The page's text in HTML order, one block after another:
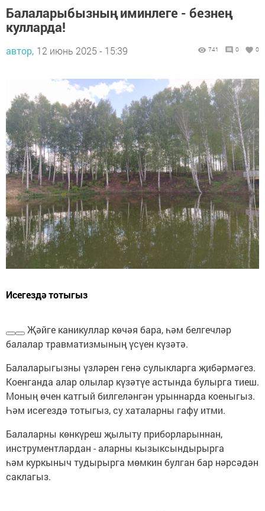
Балаларыбызның иминлеге - безнең
кулларда!
автор, 12 июнь 2025 - 15:39 741 0 0
Исегездә тотыгыз
Җәйге каникуллар көчәя бара, һәм белгечләр
балалар травматизмының үсүен күзәтә.
Балаларыгызны үзләрен генә сулыкларга җибәрмәгез.
Коенганда алар олылар күзәтүе астында булырга тиеш.
Моның өчен катгый билгеләнгән урыннарда коеныгыз.
Һәм исегездә тотыгыз, су хаталарны гафу итми.
Балаларны көнкүреш җылыту приборларыннан,
инструментлардан - аларны кызыксындырырга
һәм куркыныч тудырырга мөмкин булган бар нәрсәдән
саклагыз.